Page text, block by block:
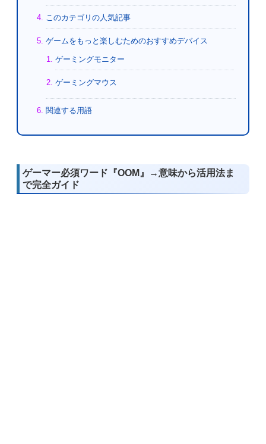
このカテゴリの人気記事
ゲームをもっと楽しむためのおすすめデバイス
ゲーミングモニター
ゲーミングマウス
関連する用語
ゲーマー必須ワード『OOM』→意味から活用法ま
で完全ガイド